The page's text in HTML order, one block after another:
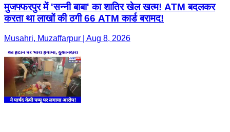
मुजफ्फरपुर में 'सन्नी बाबा' का शातिर खेल खत्म! ATM बदलकर
करता था लाखों की ठगी 66 ATM कार्ड बरामद!
Musahri, Muzaffarpur | Aug 8, 2026